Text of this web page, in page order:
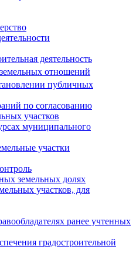
деятельность
отношений
публичных
по согласованию
участков
муниципального
участки
земельных долях
участков, для
ранее учтенных
градостроительной